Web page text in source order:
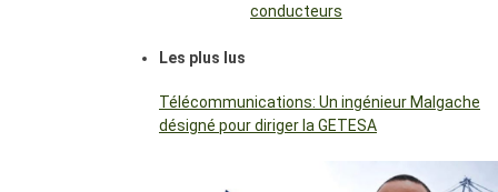
conducteurs
Les plus lus
Télécommunications: Un ingénieur Malgache
désigné pour diriger la GETESA